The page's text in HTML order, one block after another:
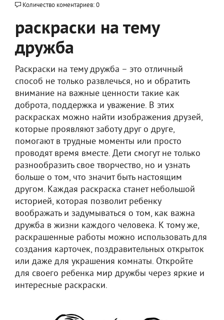
Количество коментариев: 0
раскраски на тему
дружба
Раскраски на тему дружба – это отличный
способ не только развлечься, но и обратить
внимание на важные ценности такие как
доброта, поддержка и уважение. В этих
раскрасках можно найти изображения друзей,
которые проявляют заботу друг о друге,
помогают в трудные моменты или просто
проводят время вместе. Дети смогут не только
разнообразить свое творчество, но и узнать
больше о том, что значит быть настоящим
другом. Каждая раскраска станет небольшой
историей, которая позволит ребенку
воображать и задумываться о том, как важна
дружба в жизни каждого человека. К тому же,
раскрашенные работы можно использовать для
создания карточек, поздравительных открыток
или даже для украшения комнаты. Откройте
для своего ребенка мир дружбы через яркие и
интересные раскраски.